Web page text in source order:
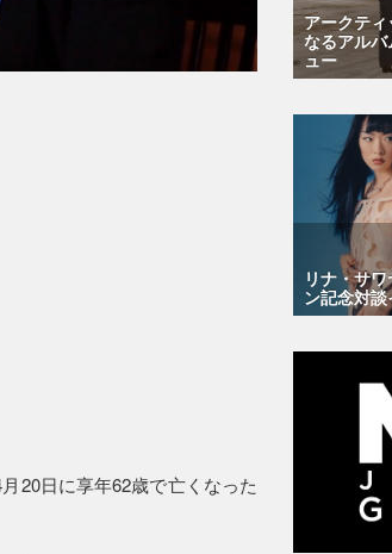
20日に享年62歳で亡くなった
アークテ
なるアル
ュー
リナ・サ
ン記念対